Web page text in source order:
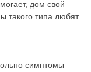
дом свой
такого типа любят
симптомы